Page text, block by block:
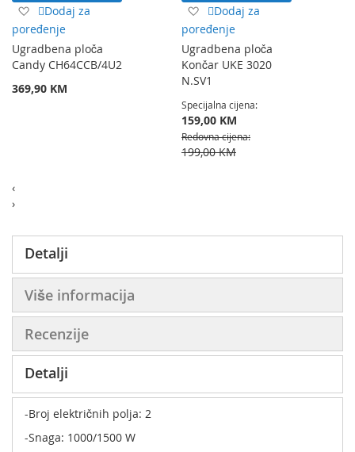
Dodaj
na
listu
želja
Dodaj za
poređenje
Ugradbena ploča
Candy CH64CCB/4U2
369,90 KM
Dodaj
na
listu
želja
Dodaj za
poređenje
Ugradbena ploča
Končar UKE 3020
N.SV1
Specijalna cijena
159,00 KM
Redovna cijena
199,00 KM
‹
›
Detalji
Više informacija
Recenzije
Detalji
-Broj električnih polja: 2
-Snaga: 1000/1500 W